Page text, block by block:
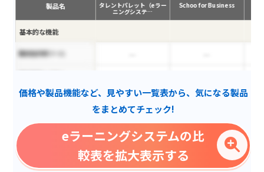
製品名
基本的な機能
脆弱性診断ツール
クリップアート
シグネチャ自動更新
タレントパレット（eラー
ニングシステ…
Schoo for Business
価格や製品機能など、見やすい一覧表から、気になる製品
をまとめてチェック!
eラーニングシステムの比
較表を拡大表示する